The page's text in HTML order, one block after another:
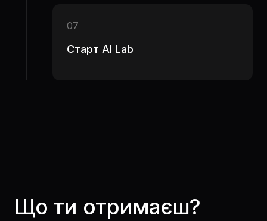
07
Старт AI Lab
Що ти отримаєш?